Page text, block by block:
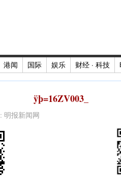
港闻 国际 娱乐 财经 · 科技
ÿþ=16ZV003_
明报新闻网